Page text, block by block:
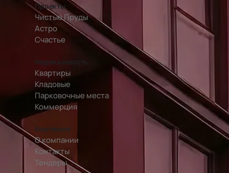
Проекты
Чистые Пруды
Астро
Счастье
Недвижимость
Квартиры
Кладовые
Парковочные места
Коммерция
Компания
О компании
Контакты
Тендеры